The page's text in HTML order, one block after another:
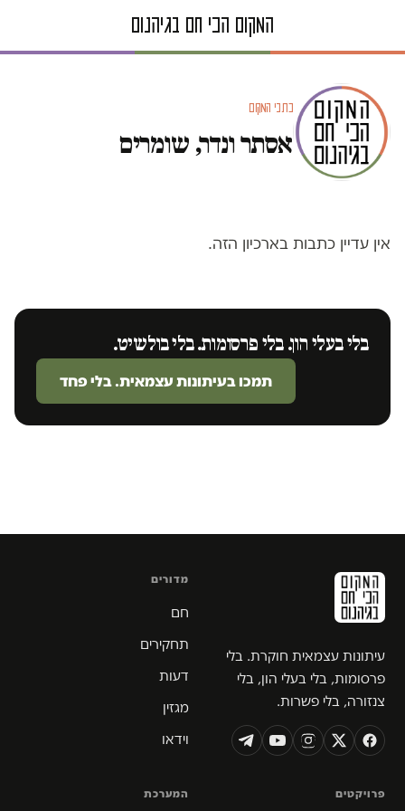
כתבי המקום
אסתר ונדר, שומרים
אין עדיין כתבות בארכיון הזה.
בלי בעלי הון. בלי פרסומות. בלי בולשיט.
תמכו בעיתונות עצמאית. בלי פחד
עיתונות עצמאית חוקרת. בלי
פרסומות, בלי בעלי הון, בלי
צנזורה, בלי פשרות.
מדורים
חם
תחקירים
דעות
מגזין
וידאו
פרויקטים המערכת